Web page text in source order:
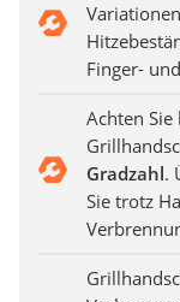
Finger-
Achten Sie
Gradzahl.
Sie trotz